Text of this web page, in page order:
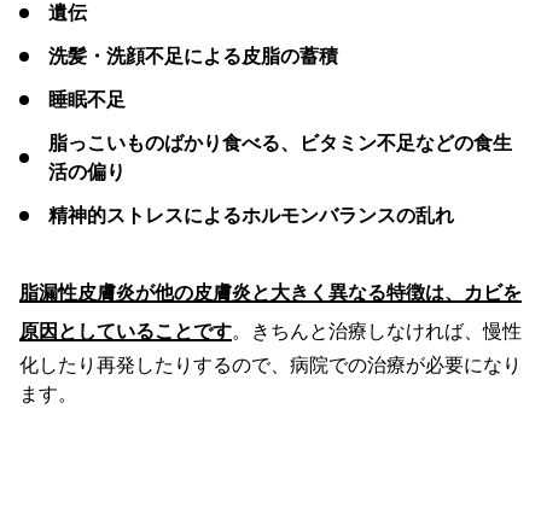
遺伝
洗髪・洗顔不足による皮脂の蓄積
睡眠不足
脂っこいものばかり食べる、ビタミン不足などの食生
活の偏り
精神的ストレスによるホルモンバランスの乱れ
脂漏性皮膚炎が他の皮膚炎と大きく異なる特徴は、カビを
原因としていることです。きちんと治療しなければ、慢性
化したり再発したりするので、病院での治療が必要になり
ます。